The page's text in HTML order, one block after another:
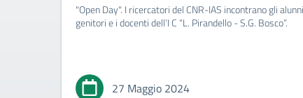
"Open Day". I ricercatori del CNR-IAS incontrano gli
genitori e i docenti dell’I C “L. Pirandello - S.G. Bosco”.
27 Maggio 2024